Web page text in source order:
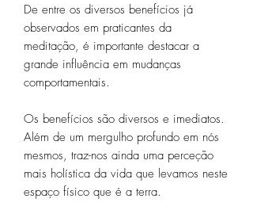
De entre os diversos benefícios já
observados em praticantes da
meditação, é importante destacar a
grande influência em mudanças
comportamentais.
Os benefícios são diversos e imediatos.
Além de um mergulho profundo em nós
mesmos, traz-nos ainda uma perceção
mais holística da vida que levamos neste
espaço físico que é a terra.